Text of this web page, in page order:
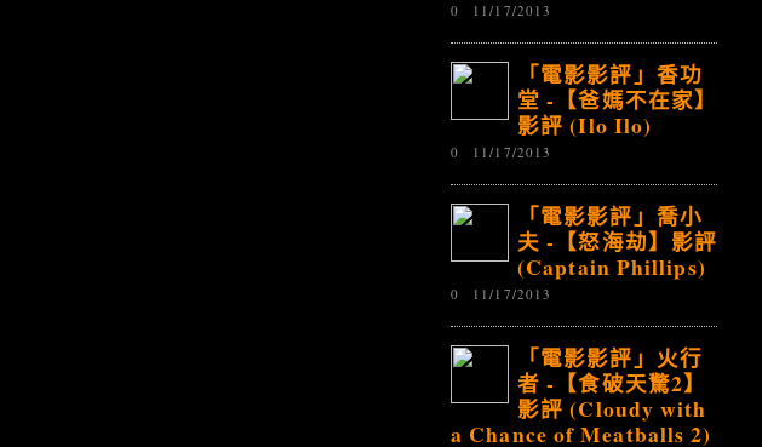
0 11/17/2013
「電影影評」香功
堂 -【爸媽不在家】
影評 (Ilo Ilo)
0 11/17/2013
「電影影評」喬小
夫 -【怒海劫】影評
(Captain Phillips)
0 11/17/2013
「電影影評」火行
者 -【食破天驚2】
影評 (Cloudy with
a Chance of Meatballs 2)